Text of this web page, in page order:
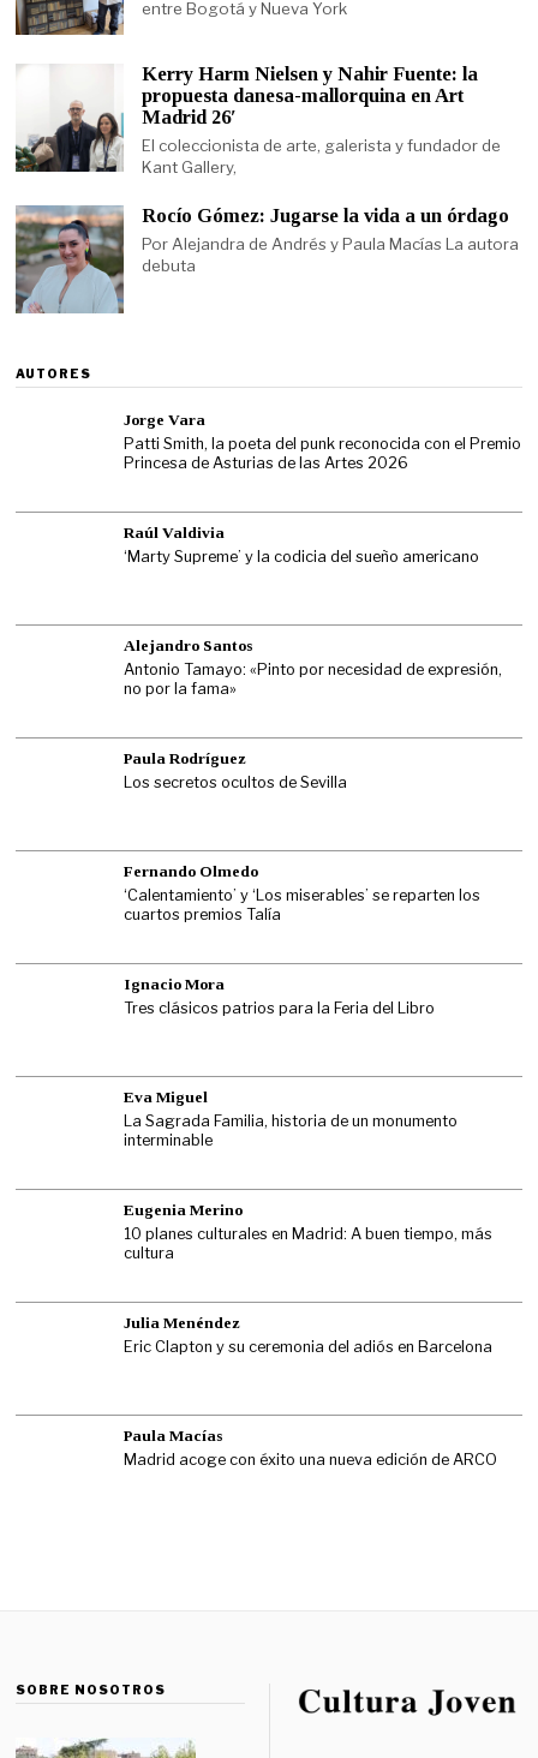
entre Bogotá y Nueva York
Kerry Harm Nielsen y Nahir Fuente: la
propuesta danesa-mallorquina en Art
Madrid 26′
El coleccionista de arte, galerista y fundador de
Kant Gallery,
Rocío Gómez: Jugarse la vida a un órdago
Por Alejandra de Andrés y Paula Macías La autora
debuta
AUTORES
Jorge Vara
Patti Smith, la poeta del punk reconocida con el Premio
Princesa de Asturias de las Artes 2026
Raúl Valdivia
‘Marty Supreme’ y la codicia del sueño americano
Alejandro Santos
Antonio Tamayo: «Pinto por necesidad de expresión,
no por la fama»
Paula Rodríguez
Los secretos ocultos de Sevilla
Fernando Olmedo
‘Calentamiento’ y ‘Los miserables’ se reparten los
cuartos premios Talía
Ignacio Mora
Tres clásicos patrios para la Feria del Libro
Eva Miguel
La Sagrada Familia, historia de un monumento
interminable
Eugenia Merino
10 planes culturales en Madrid: A buen tiempo, más
cultura
Julia Menéndez
Eric Clapton y su ceremonia del adiós en Barcelona
Paula Macías
Madrid acoge con éxito una nueva edición de ARCO
SOBRE NOSOTROS